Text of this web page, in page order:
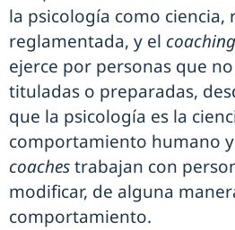
la psicología como ciencia,
reglamentada, y el coaching
ejerce por personas que
tituladas o preparadas,
que la psicología es la
comportamiento humano
coachestrabajan con
modificar, de alguna
comportamiento.